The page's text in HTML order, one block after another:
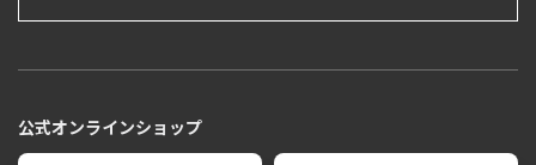
公式オンラインショップ